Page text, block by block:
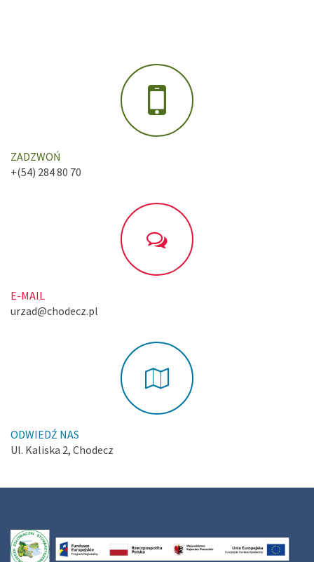
ZADZWOŃ
+(54) 284 80 70
E-MAIL
urzad@chodecz.pl
ODWIEDŹ NAS
Ul. Kaliska 2, Chodecz